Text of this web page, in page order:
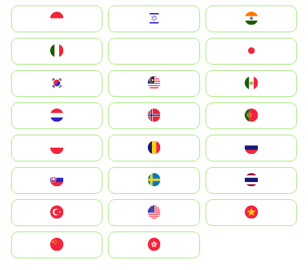
South Korea
United States
中國香港特別行政區